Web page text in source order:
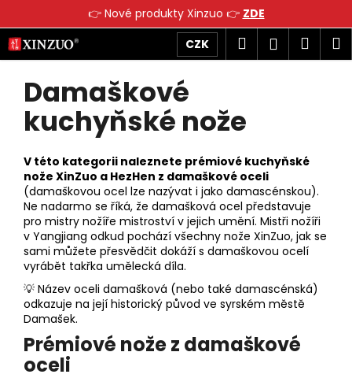
👉 Nové produkty Xinzuo 👉 ZDE
Přejít
na
obsah
CZK Hledat
Damaškové
kuchyňské nože
V této kategorii naleznete prémiové kuchyňské
nože XinZuo a HezHen z damaškové oceli
(damaškovou ocel lze nazývat i jako damascénskou).
Ne nadarmo se říká, že damašková ocel představuje
pro mistry nožíře mistroství v jejich umění. Mistři nožíři
v Yangjiang odkud pochází všechny nože XinZuo, jak se
sami můžete přesvědčit dokáží s damaškovou ocelí
vyrábět takřka umělecká díla.
💡 Název oceli damašková (nebo také damascénská)
odkazuje na její historický původ ve syrském městě
Damašek.
Prémiové nože z damaškové
oceli
o
š Zpět
Zpět
C
o
p
e
b
u
e
e
n
a